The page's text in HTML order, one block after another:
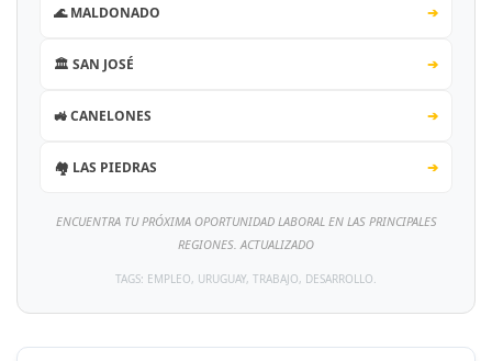
🌊 MALDONADO ➔
🏛️ SAN JOSÉ ➔
🚜 CANELONES ➔
🏘️ LAS PIEDRAS ➔
ENCUENTRA TU PRÓXIMA OPORTUNIDAD LABORAL EN LAS PRINCIPALES
REGIONES. ACTUALIZADO
TAGS: EMPLEO, URUGUAY, TRABAJO, DESARROLLO.